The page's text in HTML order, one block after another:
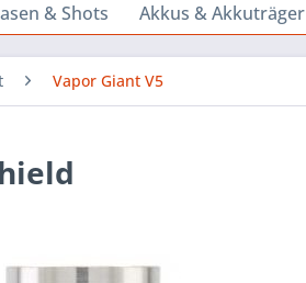
& Shots Akkus & Akkuträger
Vapor Giant V5